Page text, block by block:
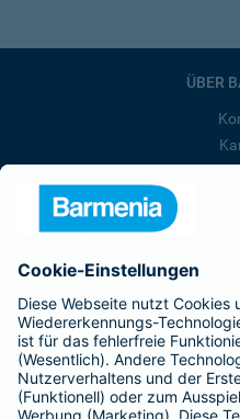
ÜBER
Barmenia ist Teil
Kranken-